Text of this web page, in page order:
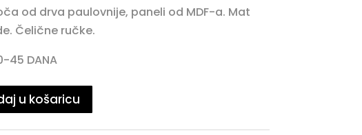
od drva paulovnije, paneli od MDF-a. Mat
Čelične ručke.
45 DANA
u košaricu